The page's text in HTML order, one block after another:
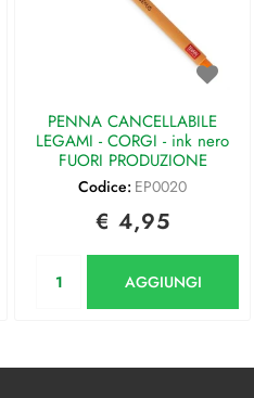
PENNA CANCELLABILE
LEGAMI - CORGI - ink nero
FUORI PRODUZIONE
Codice: EP0020
€ 4,95
AGGIUNGI